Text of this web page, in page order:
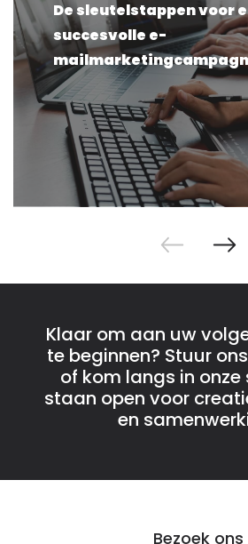
De sleutelstappen voor
succesvolle e-
Bezoek ons
Klaar om aan uw
te beginnen? Stuur
of kom langs in onze
staan open voor
en